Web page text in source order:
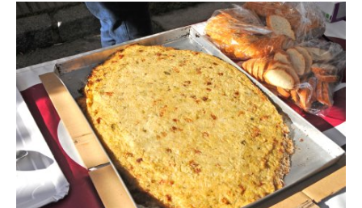
Fira de la col de la Roca del Vallès